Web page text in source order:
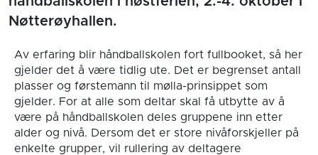
Nøtterøyhallen.
Av erfaring blir håndballskolen fort fullbooket, så her
gjelder det å være tidlig ute. Det er begrenset antall
plasser og førstemann til mølla-prinsippet som
gjelder. For at alle som deltar skal få utbytte av å
være på håndballskolen deles gruppene inn etter
alder og nivå. Dersom det er store nivåforskjeller på
enkelte grupper, vil rullering av deltagere